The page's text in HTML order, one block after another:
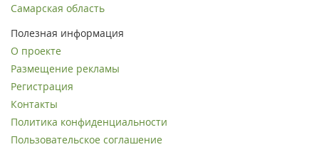
Самарская область
Полезная информация
О проекте
Размещение рекламы
Регистрация
Контакты
Политика конфиденциальности
Пользовательское соглашение